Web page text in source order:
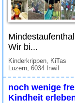
Wir bi...
Kinderkrippen, KiTas
Luzern, 6034 Inwil
noch wenige
Kindheit